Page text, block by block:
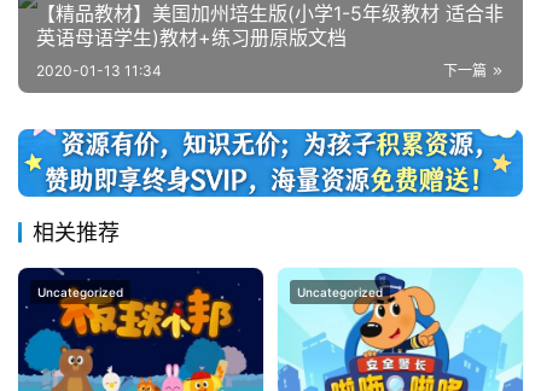
赞
助
本
站
【精品教材】美国加州培生版(小学1-5年级教材 适合非
英语母语学生)教材+练习册原版文档
下一篇
2020-01-13 11:34
相关推荐
Uncategorized Uncategorized